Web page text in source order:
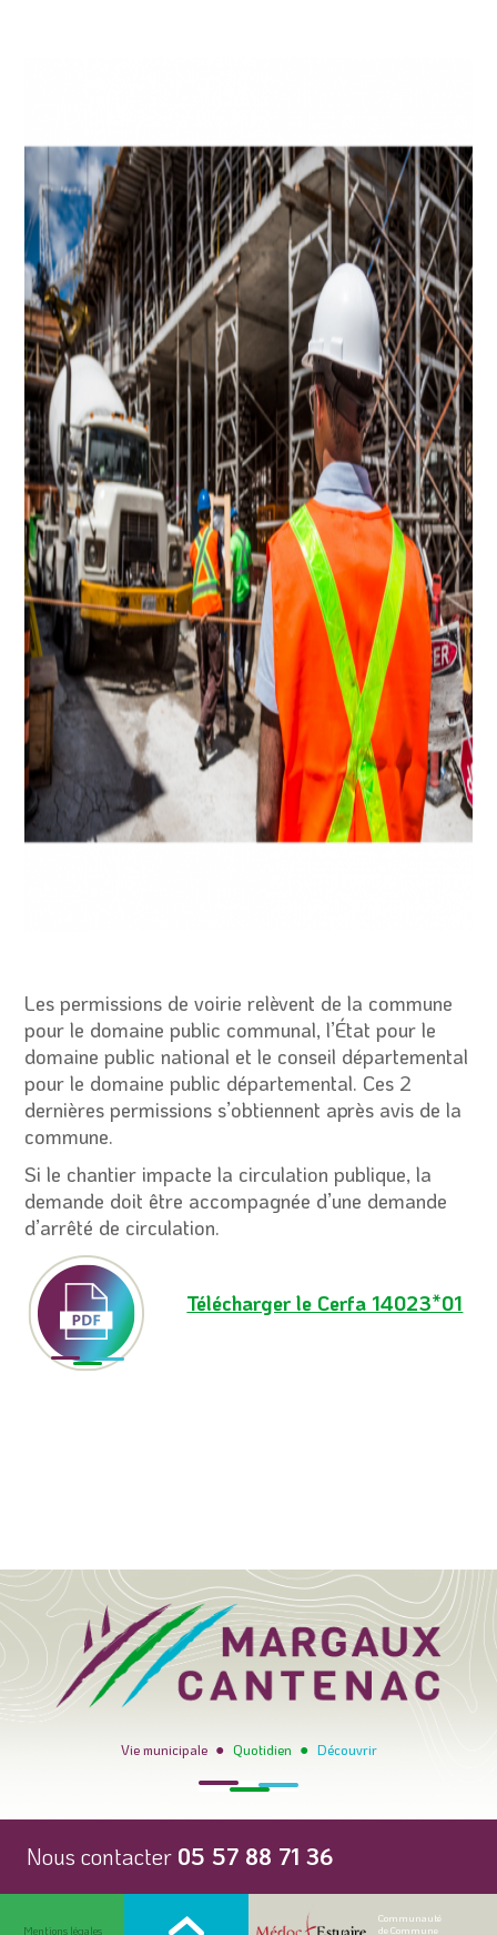
Les permissions de voirie relèvent de la commune
pour le domaine public communal, l’État pour le
domaine public national et le conseil départemental
pour le domaine public départemental. Ces 2
dernières permissions s’obtiennent après avis de la
commune.
Si le chantier impacte la circulation publique, la
demande doit être accompagnée d’une demande
d’arrêté de circulation.
Télécharger le Cerfa 14023*01
Vie municipale ● Quotidien ● Découvrir
Nous contacter 05 57 88 71 36
Mentions légales
Communauté
de Commune